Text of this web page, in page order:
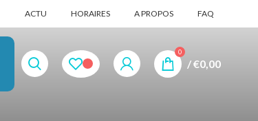
ACTU HORAIRES A PROPOS FAQ
0
/€0,00